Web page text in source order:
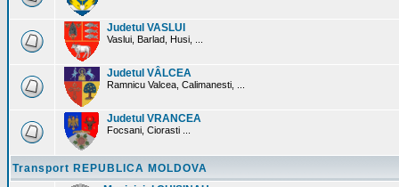
Judetul VASLUI
Vaslui, Barlad, Husi, ...
Judetul VÂLCEA
Ramnicu Valcea, Calimanesti, ...
Judetul VRANCEA
Focsani, Ciorasti ...
Transport REPUBLICA MOLDOVA